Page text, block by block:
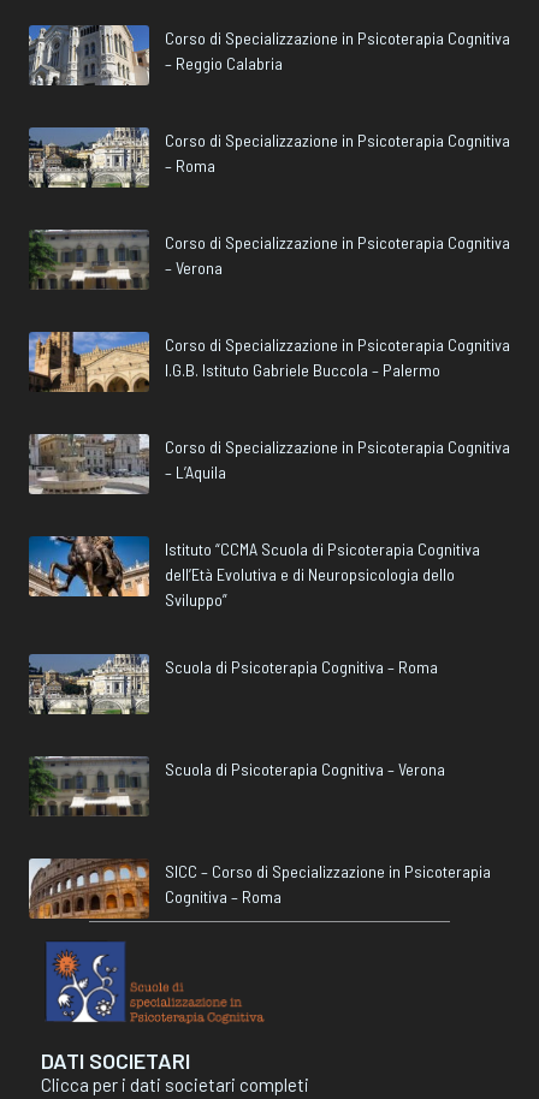
Corso di Specializzazione in Psicoterapia Cognitiva
– Reggio Calabria
Corso di Specializzazione in Psicoterapia Cognitiva
– Roma
Corso di Specializzazione in Psicoterapia Cognitiva
– Verona
Corso di Specializzazione in Psicoterapia Cognitiva
I.G.B. Istituto Gabriele Buccola – Palermo
Corso di Specializzazione in Psicoterapia Cognitiva
– L’Aquila
Istituto “CCMA Scuola di Psicoterapia Cognitiva
dell’Età Evolutiva e di Neuropsicologia dello
Sviluppo”
Scuola di Psicoterapia Cognitiva – Roma
Scuola di Psicoterapia Cognitiva – Verona
SICC – Corso di Specializzazione in Psicoterapia
Cognitiva – Roma
DATI SOCIETARI
Clicca per i dati societari completi